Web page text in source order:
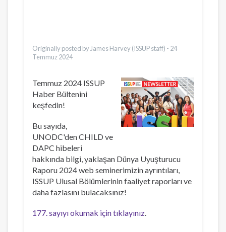
Originally posted by James Harvey (ISSUP staff) - 24
Temmuz 2024
Temmuz 2024 ISSUP
Haber Bültenini
keşfedin!
Bu sayıda,
UNODC'den CHILD ve
DAPC hibeleri
hakkında bilgi, yaklaşan Dünya Uyuşturucu
Raporu 2024 web seminerimizin ayrıntıları,
ISSUP Ulusal Bölümlerinin faaliyet raporları ve
daha fazlasını bulacaksınız!
177. sayıyı okumak için tıklayınız.